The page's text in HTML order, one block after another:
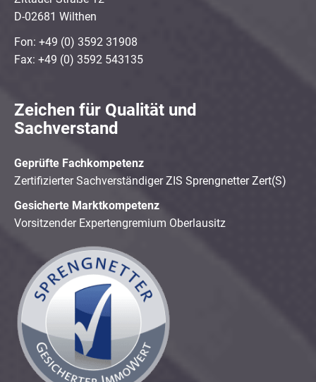
D-02681 Wilthen
Fon: +49 (0) 3592 31908
Fax: +49 (0) 3592 543135
Zeichen für Qualität und
Sachverstand
Geprüfte Fachkompetenz
Zertifizierter Sachverständiger ZIS Sprengnetter Zert(S)
Gesicherte Marktkompetenz
Vorsitzender Expertengremium Oberlausitz